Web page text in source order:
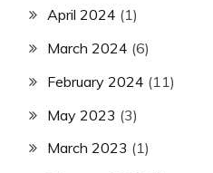
April 2024 (1)
March 2024 (6)
February 2024 (11)
May 2023 (3)
March 2023 (1)